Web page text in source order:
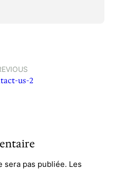
us-2
sera pas publiée. Les